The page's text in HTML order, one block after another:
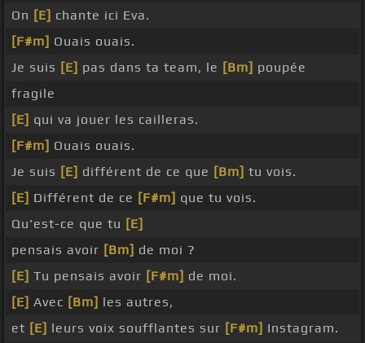
On [E] chante ici Eva.
[F#m] Ouais ouais.
Je suis [E] pas dans ta team, le [Bm] poupée
fragile
[E] qui va jouer les cailleras.
[F#m] Ouais ouais.
Je suis [E] différent de ce que [Bm] tu vois.
[E] Différent de ce [F#m] que tu vois.
Qu'est-ce que tu [E]
pensais avoir [Bm] de moi ?
[E] Tu pensais avoir [F#m] de moi.
[E] Avec [Bm] les autres,
et [E] leurs voix soufflantes sur [F#m] Instagram.